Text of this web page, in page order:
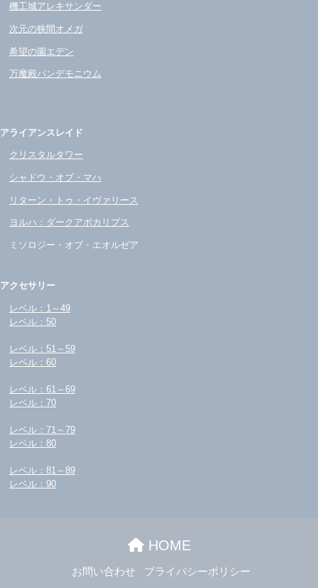
機工城アレキサンダー
次元の狭間オメガ
希望の園エデン
万魔殿パンデモニウム
アライアンスレイド
クリスタルタワー
シャドウ・オブ・マハ
リターン・トゥ・イヴァリース
ヨルハ：ダークアポカリプス
ミソロジー・オブ・エオルゼア
アクセサリー
レベル：1～49
レベル：50
レベル：51～59
レベル：60
レベル：61～69
レベル：70
レベル：71～79
レベル：80
レベル：81～89
レベル：90
HOME
お問い合わせ プライバシーポリシー